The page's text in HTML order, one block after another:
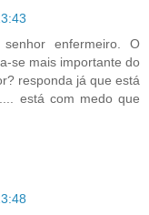
enfermeiro. O
se mais importante do
responda já que está
está com medo que